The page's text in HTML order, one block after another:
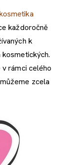
každoročně
k
rámci celého
zcela